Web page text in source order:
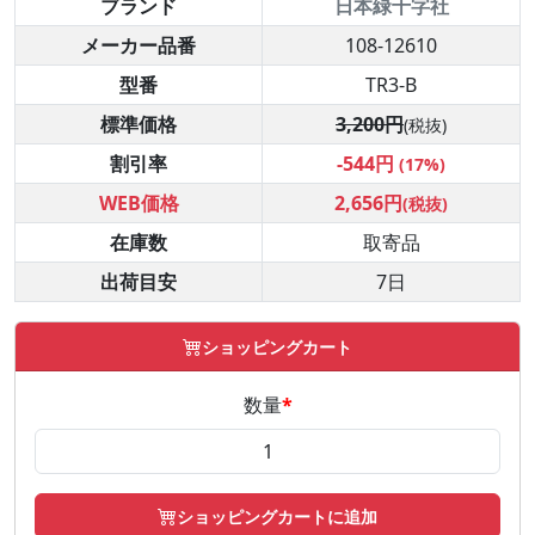
ブランド
日本緑十字社
メーカー品番
108-12610
型番
TR3-B
標準価格
3,200円(税抜)
割引率 -544円 (17%)
WEB価格 2,656円(税抜)
在庫数
取寄品
出荷目安
7日
ショッピングカート
数量*
ショッピングカートに追加